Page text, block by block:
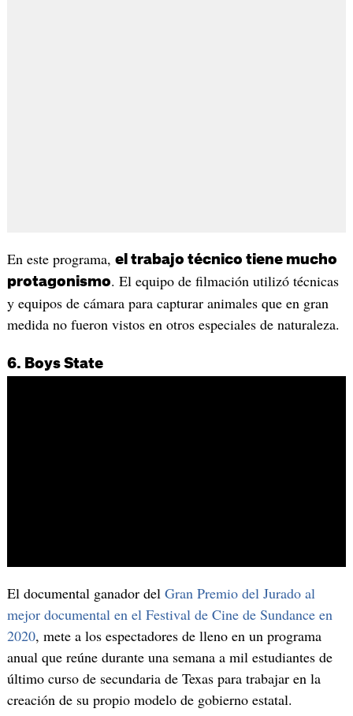
En este programa, el trabajo técnico tiene mucho
protagonismo. El equipo de filmación utilizó técnicas
y equipos de cámara para capturar animales que en gran
medida no fueron vistos en otros especiales de naturaleza.
6. Boys State
El documental ganador del Gran Premio del Jurado al
mejor documental en el Festival de Cine de Sundance en
2020, mete a los espectadores de lleno en un programa
anual que reúne durante una semana a mil estudiantes de
último curso de secundaria de Texas para trabajar en la
creación de su propio modelo de gobierno estatal.